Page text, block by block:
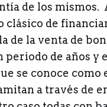
de los
clásico de
de la venta de
periodo de años y
se conoce
a través de